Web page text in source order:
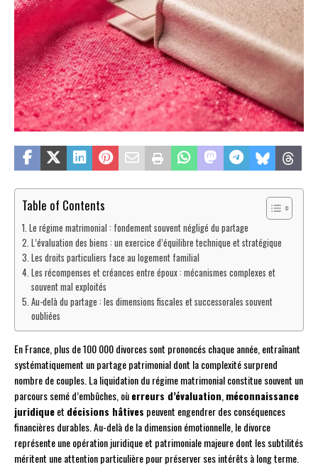
Table of Contents
Le régime matrimonial : fondement souvent négligé du partage
L’évaluation des biens : un exercice d’équilibre technique et stratégique
Les droits particuliers face au logement familial
Les récompenses et créances entre époux : mécanismes complexes et
souvent mal exploités
Au-delà du partage : les dimensions fiscales et successorales souvent
oubliées
En France, plus de 100 000 divorces sont prononcés chaque année, entraînant
systématiquement un partage patrimonial dont la complexité surprend
nombre de couples. La liquidation du régime matrimonial constitue souvent un
parcours semé d’embûches, oùerreurs d’évaluation méconnaissance
juridiqueet décisions hâtives peuvent engendrer des conséquences
financières durables. Au-delà de la dimension émotionnelle, le divorce
représente une opération juridique et patrimoniale majeure dont les subtilités
méritent une attention particulière pour préserver ses intérêts à long terme.